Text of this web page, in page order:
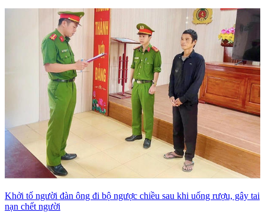
Khởi tố người đàn ông đi bộ ngược chiều sau khi uống rượu, gây tai
nạn chết người